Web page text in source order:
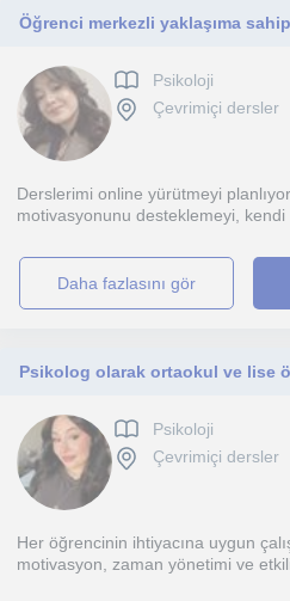
Psikoloji
Çevrimiçi dersler
Derslerimi online yürütmeyi
motivasyonunu desteklemeyi, kendi
daha fazlasını gör
Psikoloji
Çevrimiçi dersler
Her öğrencinin ihtiyacına uygun
motivasyon, zaman yönetimi ve